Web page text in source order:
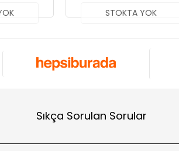
STOKTA YOK
Sıkça Sorulan Sorular